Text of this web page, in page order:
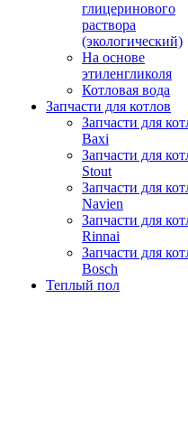
глицеринового
раствора
(экологический)
На основе
этиленгликоля
Котловая вода
Запчасти для котлов
Запчасти для
Baxi
Запчасти для
Stout
Запчасти для
Navien
Запчасти для
Rinnai
Запчасти для
Bosch
Теплый пол